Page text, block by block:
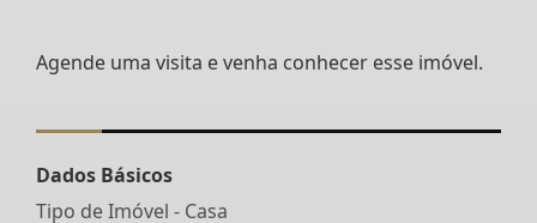
Agende uma visita e venha conhecer esse imóvel.
Dados Básicos
Tipo de Imóvel - Casa